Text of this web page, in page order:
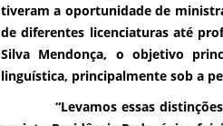
tiveram a oportunidade de
de diferentes licenciaturas até
Silva Mendonça, o objetivo
linguística, principalmente sob a
“Levamos essas distinções